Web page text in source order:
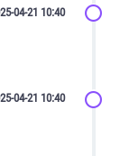
04-21 10:40
04-21 10:40